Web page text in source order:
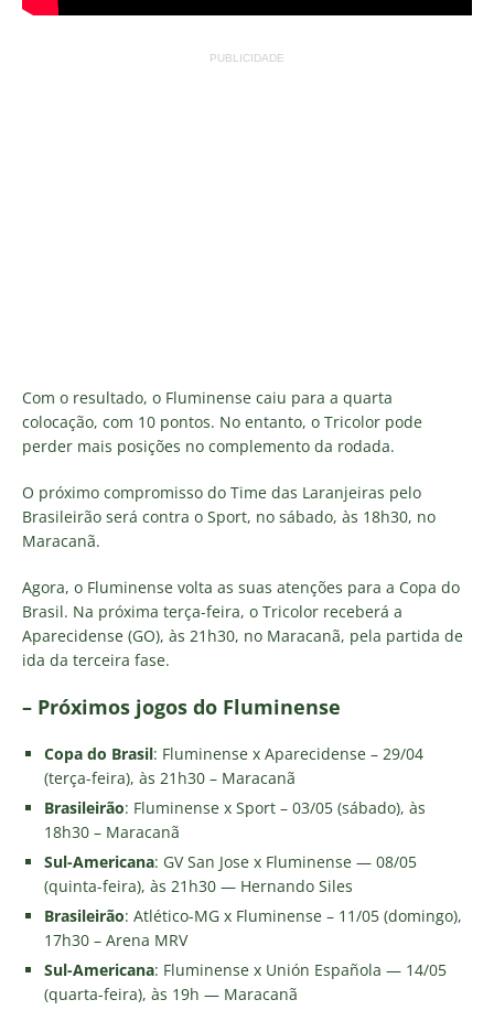
PUBLICIDADE
Com o resultado, o Fluminense caiu para a quarta
colocação, com 10 pontos. No entanto, o Tricolor pode
perder mais posições no complemento da rodada.
O próximo compromisso do Time das Laranjeiras pelo
Brasileirão será contra o Sport, no sábado, às 18h30, no
Maracanã.
Agora, o Fluminense volta as suas atenções para a Copa do
Brasil. Na próxima terça-feira, o Tricolor receberá a
Aparecidense (GO), às 21h30, no Maracanã, pela partida de
ida da terceira fase.
– Próximos jogos do Fluminense
Copa do Brasil: Fluminense x Aparecidense – 29/04
(terça-feira), às 21h30 – Maracanã
Brasileirão: Fluminense x Sport – 03/05 (sábado), às
18h30 – Maracanã
Sul-Americana: GV San Jose x Fluminense — 08/05
(quinta-feira), às 21h30 — Hernando Siles
Brasileirão: Atlético-MG x Fluminense – 11/05 (domingo),
17h30 – Arena MRV
Sul-Americana: Fluminense x Unión Española — 14/05
(quarta-feira), às 19h — Maracanã